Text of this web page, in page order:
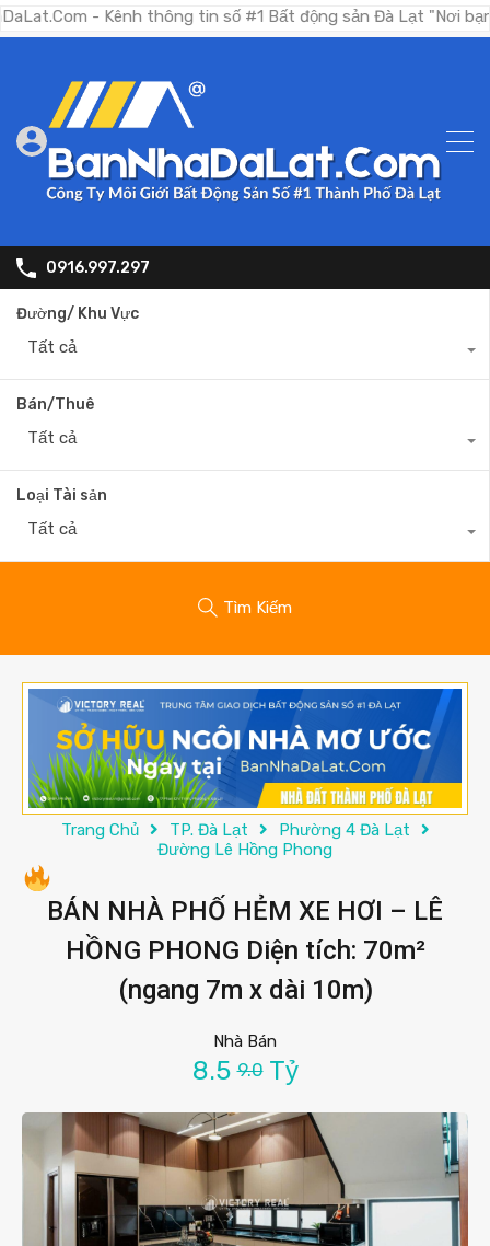
- Kênh thông tin số #1 Bất động sản Đà Lạt "Nơi bạn tìm
0916.997.297
Đường/ Khu Vực
Tất cả
Bán/Thuê
Tất cả
Loại Tài sản
Tất cả
Tìm Kiếm
Trang Chủ TP. Đà Lạt
Phường 4 Đà Lạt
Đường Lê Hồng Phong
BÁN NHÀ PHỐ HẺM XE HƠI – LÊ
HỒNG PHONG Diện tích: 70m²
(ngang 7m x dài 10m)
Nhà Bán
8.5 9.0Tỷ